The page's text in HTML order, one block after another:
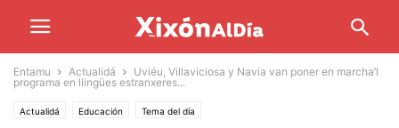
Entamu Actualidá
Uviéu, Villaviciosa y Navia van poner en marcha’l
programa en llingües estranxeres...
Actualidá Educación Tema del día